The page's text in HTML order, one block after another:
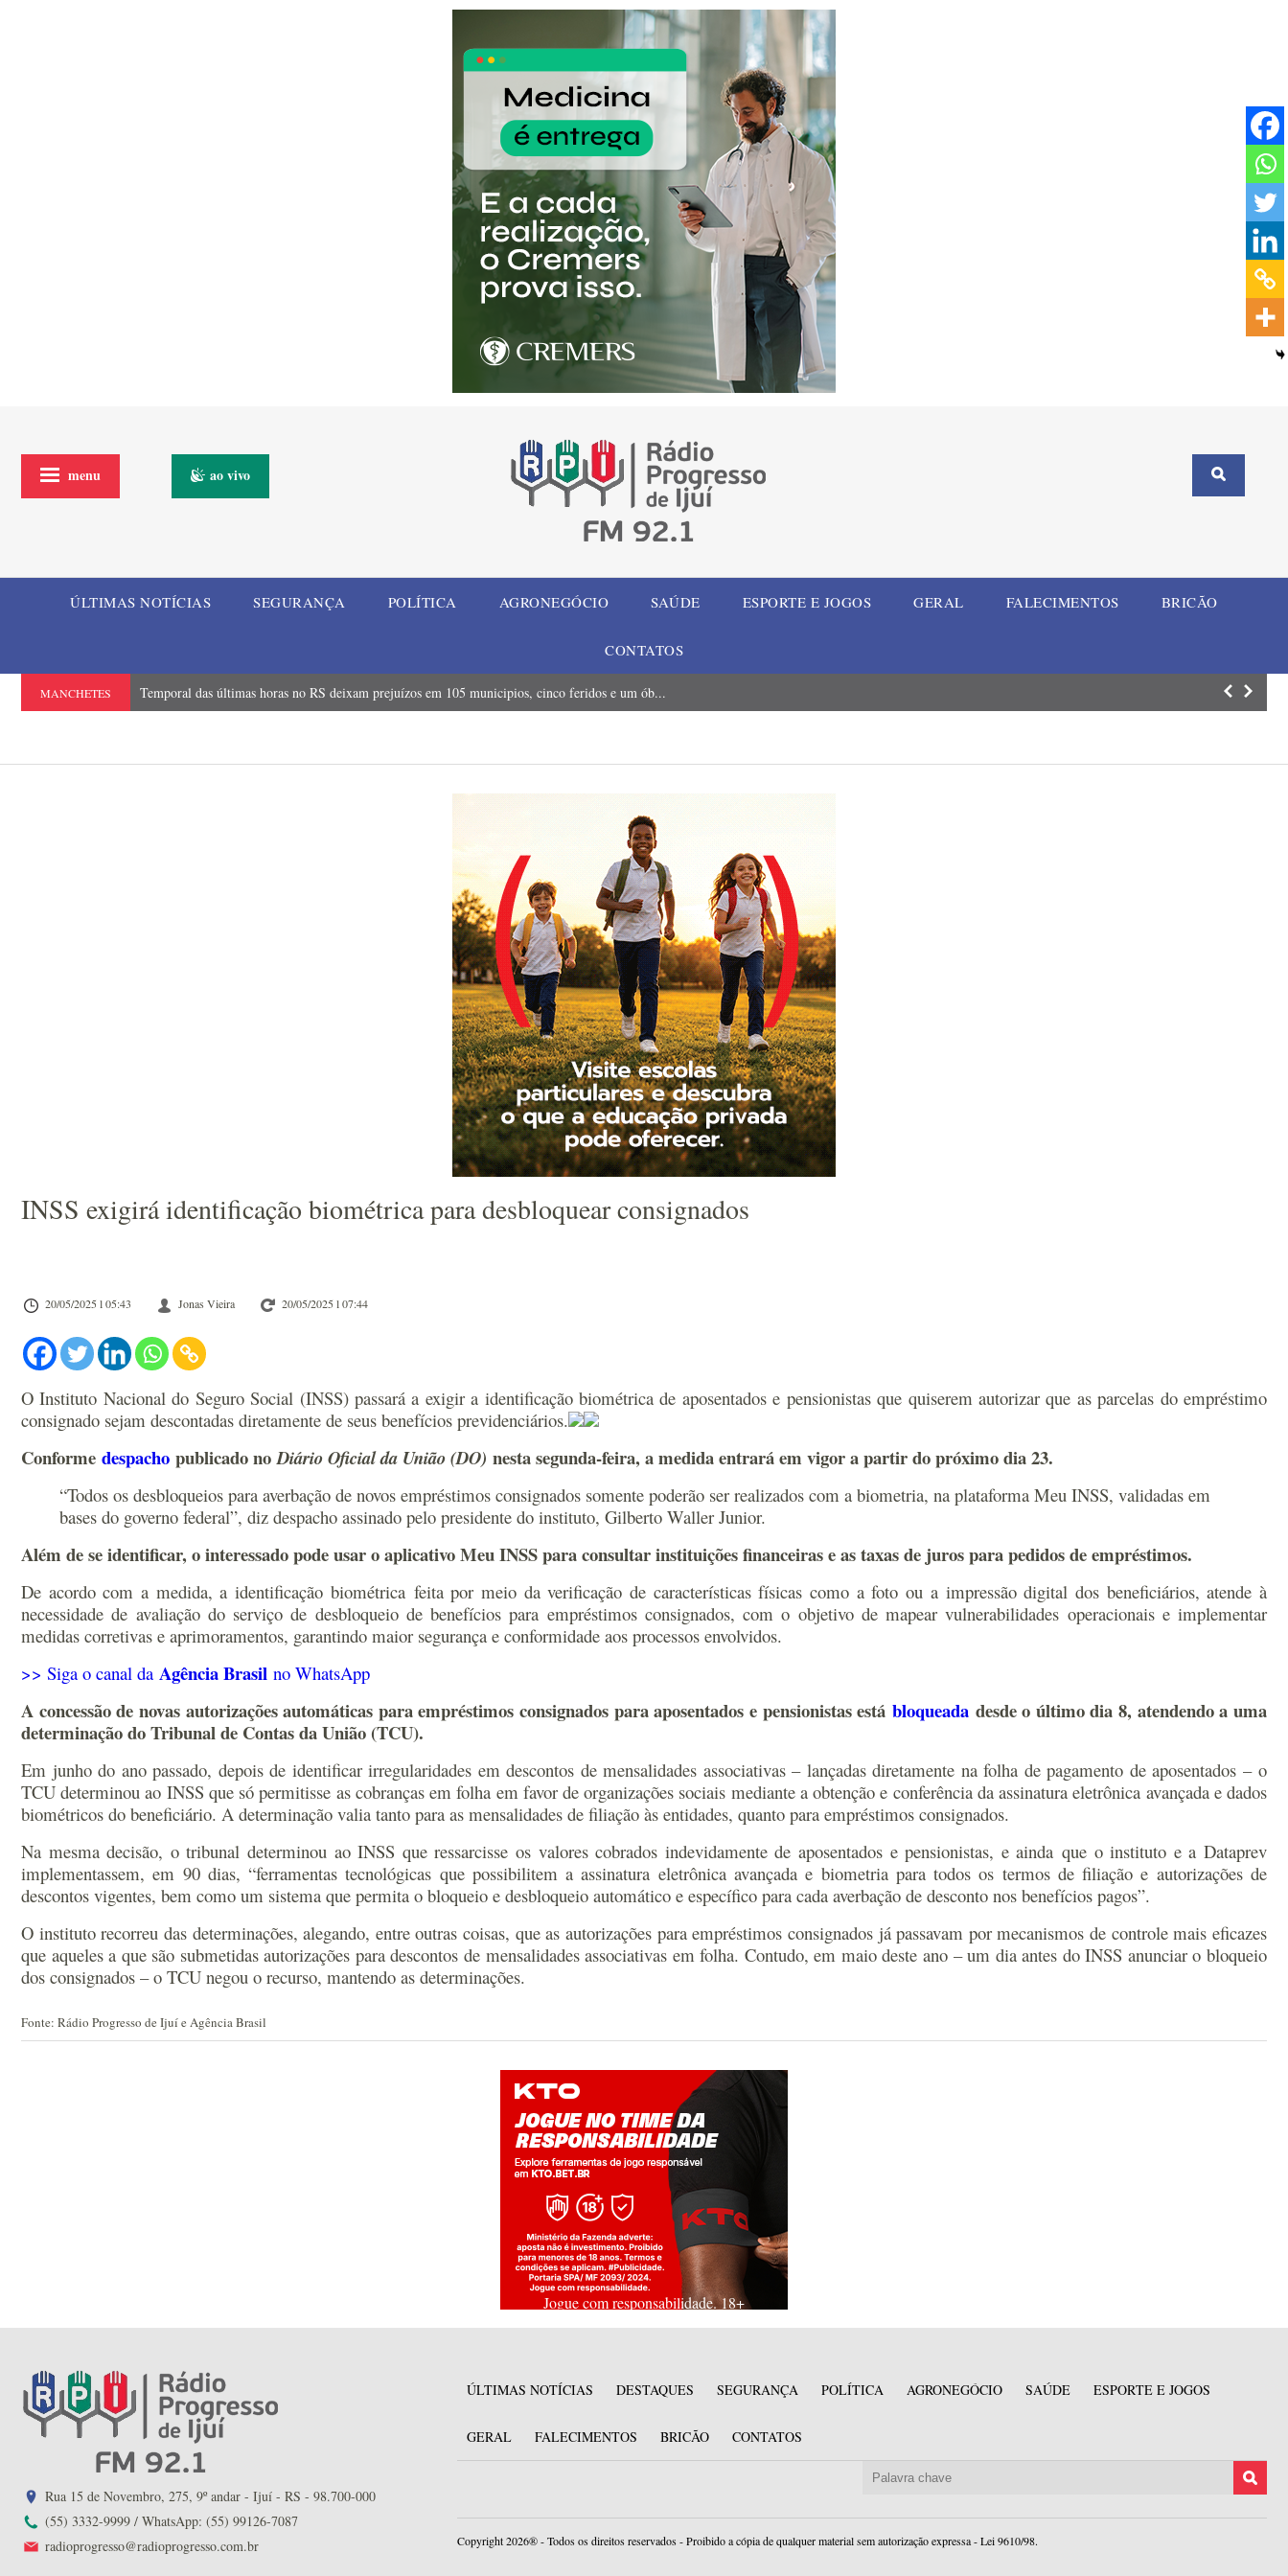
menu ao vivo
ÚLTIMAS NOTÍCIAS SEGURANÇA POLÍTICA AGRONEGÓCIO SAÚDE ESPORTE E JOGOS GERAL FALECIMENTOS BRICÃO
CONTATOS
MANCHETES Temporal das últimas horas no RS deixam prejuízos em 105 municipios, cinco feridos e um ób... Comércio de
INSS exigirá identificação biométrica para desbloquear consignados
20/05/2025 l 05:43 Jonas Vieira 20/05/2025 l 07:44
O Instituto Nacional do Seguro Social (INSS) passará a exigir a identificação biométrica de aposentados e pensionistas que quiserem autorizar que as parcelas do empréstimo
consignado sejam descontadas diretamente de seus benefícios previdenciários.
Conforme despacho publicado noDiário Oficial da União (DO) nesta segunda-feira, a medida entrará em vigor a partir do próximo dia 23.
“Todos os desbloqueios para averbação de novos empréstimos consignados somente poderão ser realizados com a biometria, na plataforma Meu INSS, validadas em
bases do governo federal”, diz despacho assinado pelo presidente do instituto, Gilberto Waller Junior.
Além de se identificar, o interessado pode usar o aplicativo Meu INSS para consultar instituições financeiras e as taxas de juros para pedidos de empréstimos.
De acordo com a medida, a identificação biométrica feita por meio da verificação de características físicas como a foto ou a impressão digital dos beneficiários, atende à
necessidade de avaliação do serviço de desbloqueio de benefícios para empréstimos consignados, com o objetivo de mapear vulnerabilidades operacionais e implementar
medidas corretivas e aprimoramentos, garantindo maior segurança e conformidade aos processos envolvidos.
>> Siga o canal da Agência Brasil no WhatsApp
A concessão de novas autorizações automáticas para empréstimos consignados para aposentados e pensionistas está bloqueadadesde o último dia 8, atendendo a uma
determinação do Tribunal de Contas da União (TCU).
Em junho do ano passado, depois de identificar irregularidades em descontos de mensalidades associativas – lançadas diretamente na folha de pagamento de aposentados – o
TCU determinou ao INSS que só permitisse as cobranças em folha em favor de organizações sociais mediante a obtenção e conferência da assinatura eletrônica avançada e dados
biométricos do beneficiário. A determinação valia tanto para as mensalidades de filiação às entidades, quanto para empréstimos consignados.
Na mesma decisão, o tribunal determinou ao INSS que ressarcisse os valores cobrados indevidamente de aposentados e pensionistas, e ainda que o instituto e a Dataprev
implementassem, em 90 dias, “ferramentas tecnológicas que possibilitem a assinatura eletrônica avançada e biometria para todos os termos de filiação e autorizações de
descontos vigentes, bem como um sistema que permita o bloqueio e desbloqueio automático e específico para cada averbação de desconto nos benefícios pagos”.
O instituto recorreu das determinações, alegando, entre outras coisas, que as autorizações para empréstimos consignados já passavam por mecanismos de controle mais eficazes
que aqueles a que são submetidas autorizações para descontos de mensalidades associativas em folha. Contudo, em maio deste ano – um dia antes do INSS anunciar o bloqueio
dos consignados – o TCU negou o recurso, mantendo as determinações.
Fonte: Rádio Progresso de Ijuí e Agência Brasil
Jogue com responsabilidade. 18+
Rua 15 de Novembro, 275, 9º andar - Ijuí - RS - 98.700-000
(55) 3332-9999 / WhatsApp: (55) 99126-7087
radioprogresso@radioprogresso.com.br
ÚLTIMAS NOTÍCIAS DESTAQUES SEGURANÇA POLÍTICA AGRONEGÓCIO SAÚDE ESPORTE E JOGOS
GERAL FALECIMENTOS BRICÃO CONTATOS
Copyright 2026® - Todos os direitos reservados - Proibido a cópia de qualquer material sem autorização expressa - Lei 9610/98.